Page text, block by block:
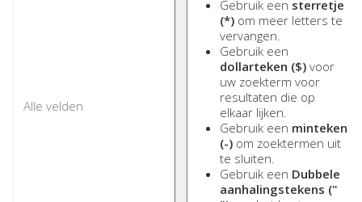
Gebruik een sterretje
(*) om meer letters te
vervangen.
Gebruik een
dollarteken ($) voor
uw zoekterm voor
resultaten die op
elkaar lijken.
Gebruik een minteken
(-) om zoektermen uit
te sluiten.
Gebruik een Dubbele
aanhalingstekens ("